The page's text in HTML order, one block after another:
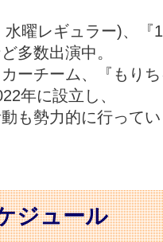
水曜レギュラー)、『
多数出演中。
ーチーム、『もり
年に設立し、
も勢力的に行ってい
ジュール